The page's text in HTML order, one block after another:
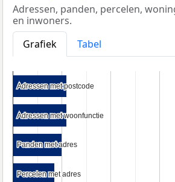
Adressen, panden, percelen,
en inwoners.
Grafiek
Tabel
Adressen met postcode
Adressen met postcode
Adressen met woonfunctie
Adressen met woonfunctie
Panden met adres
Panden met adres
Percelen met adres
Percelen met adres